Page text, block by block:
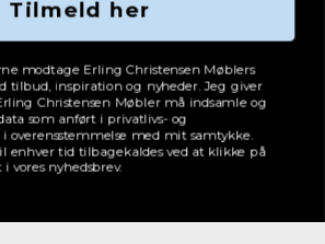
Tilmeld her
modtage Erling Christensen Møblers
tilbud, inspiration og nyheder. Jeg giver
Christensen Møbler må indsamle og
som anført i privatlivs- og
overensstemmelse med mit samtykke.
enhver tid tilbagekaldes ved at klikke på
vores nyhedsbrev.